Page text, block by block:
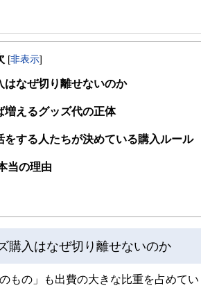
しにどのような影響を与えるかという視点で、お
ンテンツを追求しています。
税理士、宅地建物取引士、相続診断士、住宅ロー
ャリアコンサルタントなど150名以上の有資格者
す。
[非表示]
なぜ切り離せないのか
えるグッズ代の正体
する人たちが決めている購入ルール
当の理由
購入はなぜ切り離せないのか
もの」も出費の大きな比重を占めてい